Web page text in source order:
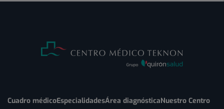
Cuadro médicoEspecialidadesÁrea diagnósticaNuestro Centro